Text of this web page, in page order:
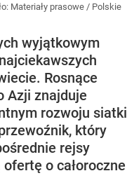
Materiały prasowe / Polskie
wyjątkowym
Rosnące
Azji znajduje
rozwoju siatki
który
rejsy
o całoroczne